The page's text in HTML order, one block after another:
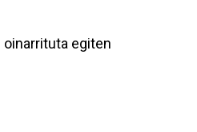
egiten